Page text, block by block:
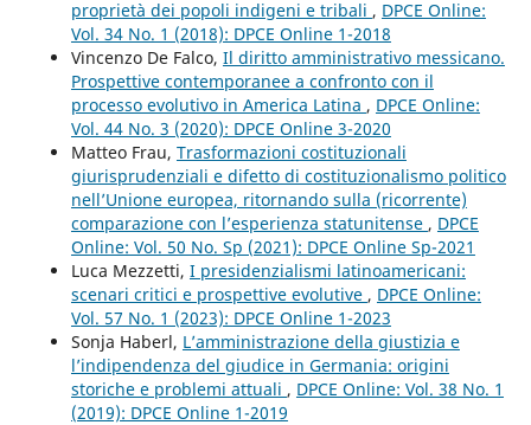
proprietà dei popoli indigeni e tribali , DPCE Online:
Vol. 34 No. 1 (2018): DPCE Online 1-2018
Vincenzo De Falco, Il diritto amministrativo messicano.
Prospettive contemporanee a confronto con il
processo evolutivo in America Latina , DPCE Online:
Vol. 44 No. 3 (2020): DPCE Online 3-2020
Matteo Frau, Trasformazioni costituzionali
giurisprudenziali e difetto di costituzionalismo politico
nell’Unione europea, ritornando sulla (ricorrente)
comparazione con l’esperienza statunitense , DPCE
Online: Vol. 50 No. Sp (2021): DPCE Online Sp-2021
Luca Mezzetti, I presidenzialismi latinoamericani:
scenari critici e prospettive evolutive , DPCE Online:
Vol. 57 No. 1 (2023): DPCE Online 1-2023
Sonja Haberl, L’amministrazione della giustizia e
l’indipendenza del giudice in Germania: origini
storiche e problemi attuali , DPCE Online: Vol. 38 No. 1
(2019): DPCE Online 1-2019